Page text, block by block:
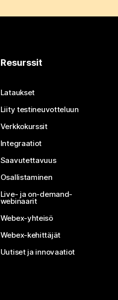
Resurssit
Lataukset
Liity testineuvotteluun
Verkkokurssit
Integraatiot
Saavutettavuus
Osallistaminen
Live- ja on-demand-
webinaarit
Webex-yhteisö
Webex-kehittäjät
Uutiset ja innovaatiot